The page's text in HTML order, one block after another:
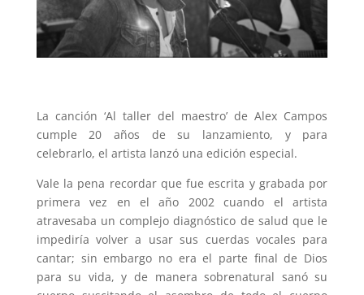
La canción ‘Al taller del maestro’ de Alex Campos
cumple 20 años de su lanzamiento, y para
celebrarlo, el artista lanzó una edición especial.
Vale la pena recordar que fue escrita y grabada por
primera vez en el año 2002 cuando el artista
atravesaba un complejo diagnóstico de salud que le
impediría volver a usar sus cuerdas vocales para
cantar; sin embargo no era el parte final de Dios
para su vida, y de manera sobrenatural sanó su